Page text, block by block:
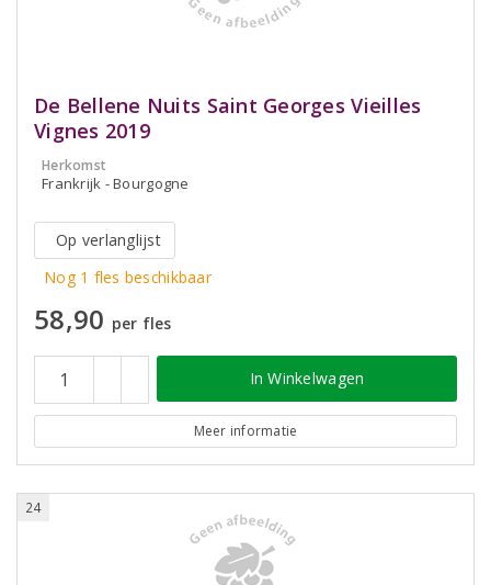
De Bellene Nuits Saint Georges Vieilles
Vignes 2019
Herkomst
Frankrijk - Bourgogne
Op verlanglijst
Nog 1 fles beschikbaar
58,90 per fles
In Winkelwagen
Meer informatie
24